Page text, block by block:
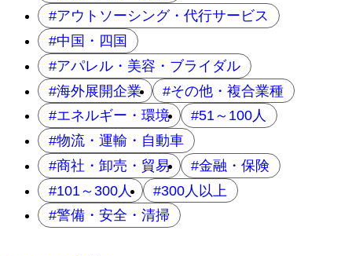
アウトソーシング・代行サービス
中国・四国
アパレル・美容・ブライダル
海外展開企業
その他・複合業種
エネルギー・環境
51～100人
物流・運輸・自動車
商社・卸売・貿易
金融・保険
101～300人
300人以上
警備・安全・清掃